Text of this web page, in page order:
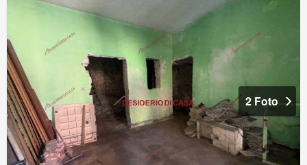
2 Foto